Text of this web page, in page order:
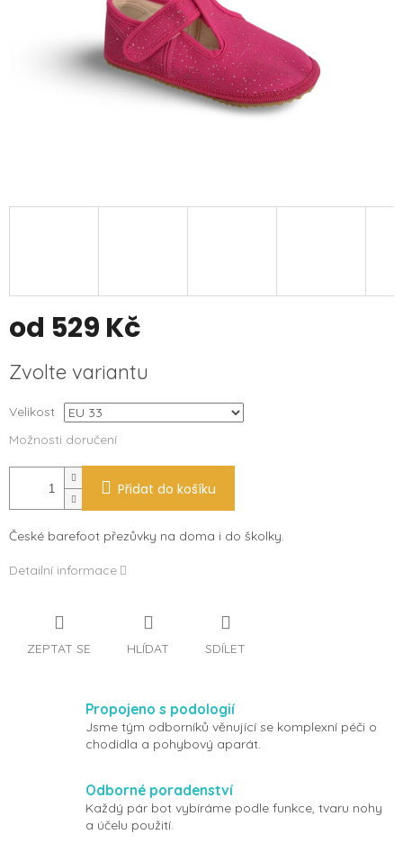
od 529 Kč
cena:
Zvolte variantu
Velikost
Možnosti doručení
Přidat do košíku
České barefoot přezůvky na doma i do školky.
Detailní informace
ZEPTAT SE HLÍDAT SDÍLET
Propojeno s podologií
Jsme tým odborníků věnující se komplexní péči o
chodidla a pohybový aparát.
Odborné poradenství
Každý pár bot vybíráme podle funkce, tvaru nohy
a účelu použití.